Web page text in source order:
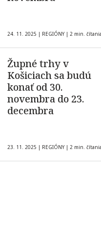
24. 11. 2025 | REGIÓNY | 2 min. čítania
Župné trhy v
Košiciach sa budú
konať od 30.
novembra do 23.
decembra
23. 11. 2025 | REGIÓNY | 2 min. čítania